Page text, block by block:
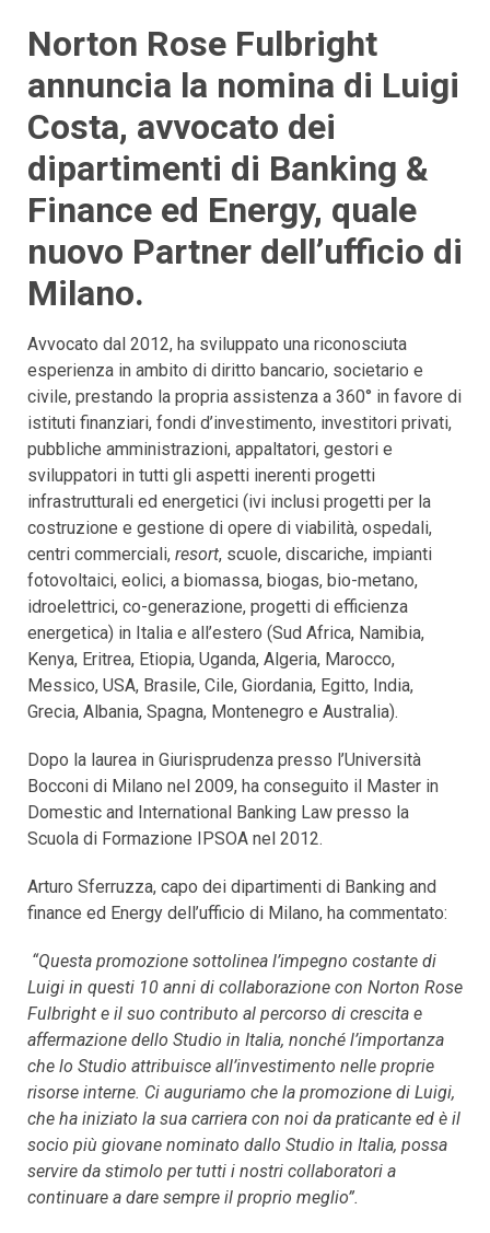
Norton Rose Fulbright
annuncia la nomina di Luigi
Costa, avvocato dei
dipartimenti di Banking &
Finance ed Energy, quale
nuovo Partner dell’ufficio di
Milano.
Avvocato dal 2012, ha sviluppato una riconosciuta
esperienza in ambito di diritto bancario, societario e
civile, prestando la propria assistenza a 360° in favore di
istituti finanziari, fondi d’investimento, investitori privati,
pubbliche amministrazioni, appaltatori, gestori e
sviluppatori in tutti gli aspetti inerenti progetti
infrastrutturali ed energetici (ivi inclusi progetti per la
costruzione e gestione di opere di viabilità, ospedali,
centri commerciali, resort, scuole, discariche, impianti
fotovoltaici, eolici, a biomassa, biogas, bio-metano,
idroelettrici, co-generazione, progetti di efficienza
energetica) in Italia e all’estero (Sud Africa, Namibia,
Kenya, Eritrea, Etiopia, Uganda, Algeria, Marocco,
Messico, USA, Brasile, Cile, Giordania, Egitto, India,
Grecia, Albania, Spagna, Montenegro e Australia).
Dopo la laurea in Giurisprudenza presso l’Università
Bocconi di Milano nel 2009, ha conseguito il Master in
Domestic and International Banking Law presso la
Scuola di Formazione IPSOA nel 2012.
Arturo Sferruzza, capo dei dipartimenti di Banking and
finance ed Energy dell’ufficio di Milano, ha commentato:
“Questa promozione sottolinea l’impegno costante di
Luigi in questi 10 anni di collaborazione con Norton Rose
Fulbright e il suo contributo al percorso di crescita e
affermazione dello Studio in Italia, nonché l’importanza
che lo Studio attribuisce all’investimento nelle proprie
risorse interne. Ci auguriamo che la promozione di Luigi,
che ha iniziato la sua carriera con noi da praticante ed è il
socio più giovane nominato dallo Studio in Italia, possa
servire da stimolo per tutti i nostri collaboratori a
continuare a dare sempre il proprio meglio”.